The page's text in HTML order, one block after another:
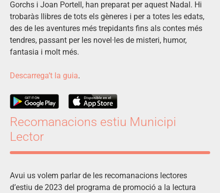
Gorchs i Joan Portell, han preparat per aquest Nadal. Hi
trobaràs llibres de tots els gèneres i per a totes les edats,
des de les aventures més trepidants fins als contes més
tendres, passant per les novel·les de misteri, humor,
fantasia i molt més.
Descarrega’t la guia.
Recomanacions estiu Municipi
Lector
Avui us volem parlar de les recomanacions lectores
d’estiu de 2023 del programa de promoció a la lectura